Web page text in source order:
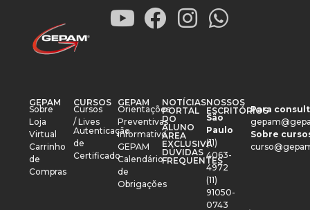
GEPAM
Sobre
Loja
Virtual
Carrinho
de
Compras
CURSOS
Cursos
/ Lives
Autenticação
de
Certificado
GEPAM
Orientações
Preventivas
Informativo
GEPAM
Calendário
de
Obrigações
NOTÍCIAS
PORTAL
DO
ALUNO
ÁREA
EXCLUSIVA
DÚVIDAS
FREQUENTES
NOSSOS
ESCRITÓRIOS
São
Paulo
(11)
4063-
4972
(11)
91050-
0743
Para
Sobre